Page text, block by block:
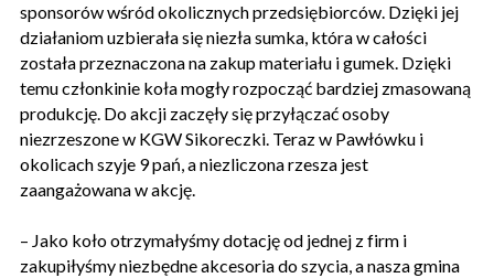
sponsorów wśród okolicznych przedsiębiorców. Dzięki jej
działaniom uzbierała się niezła sumka, która w całości
została przeznaczona na zakup materiału i gumek. Dzięki
temu członkinie koła mogły rozpocząć bardziej zmasowaną
produkcję. Do akcji zaczęły się przyłączać osoby
niezrzeszone w KGW Sikoreczki. Teraz w Pawłówku i
okolicach szyje 9 pań, a niezliczona rzesza jest
zaangażowana w akcję.
– Jako koło otrzymałyśmy dotację od jednej z firm i
zakupiłyśmy niezbędne akcesoria do szycia, a nasza gmina